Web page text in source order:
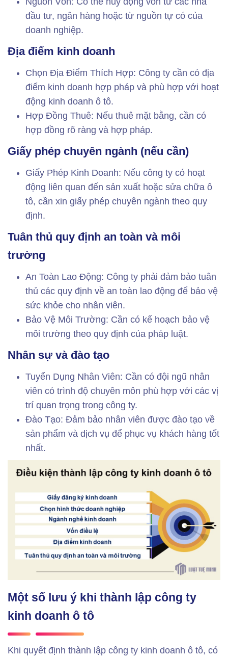
đầu tư, ngân hàng hoặc từ nguồn tự có của
doanh nghiệp.
Địa điểm kinh doanh
Chọn Địa Điểm Thích Hợp: Công ty cần có địa
điểm kinh doanh hợp pháp và phù hợp với hoạt
động kinh doanh ô tô.
Hợp Đồng Thuê: Nếu thuê mặt bằng, cần có
hợp đồng rõ ràng và hợp pháp.
Giấy phép chuyên ngành (nếu cần)
Giấy Phép Kinh Doanh: Nếu công ty có hoạt
động liên quan đến sản xuất hoặc sửa chữa ô
tô, cần xin giấy phép chuyên ngành theo quy
định.
Tuân thủ quy định an toàn và môi
trường
An Toàn Lao Động: Công ty phải đảm bảo tuân
thủ các quy định về an toàn lao động để bảo vệ
sức khỏe cho nhân viên.
Bảo Vệ Môi Trường: Cần có kế hoạch bảo vệ
môi trường theo quy định của pháp luật.
Nhân sự và đào tạo
Tuyển Dụng Nhân Viên: Cần có đội ngũ nhân
viên có trình độ chuyên môn phù hợp với các vị
trí quan trọng trong công ty.
Đào Tạo: Đảm bảo nhân viên được đào tạo về
sản phẩm và dịch vụ để phục vụ khách hàng tốt
nhất.
Một số lưu ý khi thành lập công ty
kinh doanh ô tô
Khi quyết định thành lập công ty kinh doanh ô tô, có